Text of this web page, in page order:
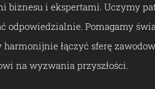
biznesu i ekspertami. Uczymy
odpowiedzialnie. Pomagamy
harmonijnie łączyć sferę
na wyzwania przyszłości.